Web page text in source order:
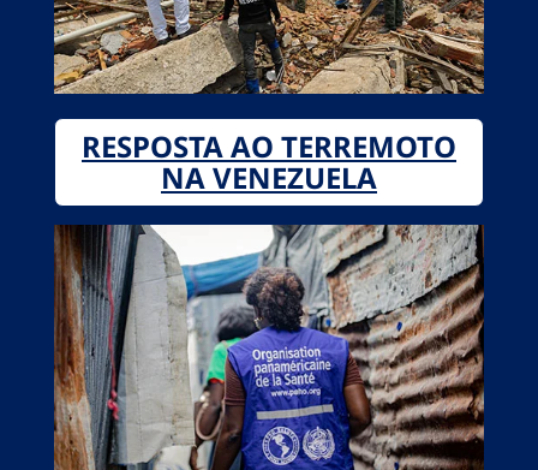
RESPOSTA AO TERREMOTO
NA VENEZUELA